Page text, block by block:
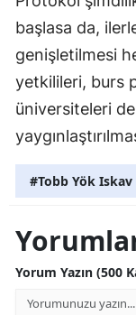
başlasa da,
genişletilmesi
yetkilileri, burs
üniversiteleri
#Tobb Yök Iskav
Yorum Yazın (500